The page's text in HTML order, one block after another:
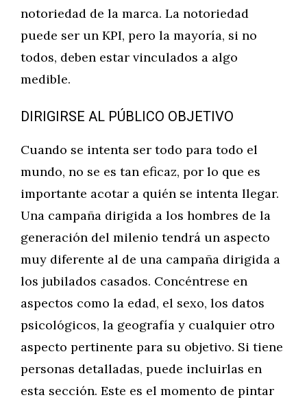
notoriedad de la marca. La notoriedad
puede ser un KPI, pero la mayoría, si no
todos, deben estar vinculados a algo
medible.
DIRIGIRSE AL PÚBLICO OBJETIVO
Cuando se intenta ser todo para todo el
mundo, no se es tan eficaz, por lo que es
importante acotar a quién se intenta llegar.
Una campaña dirigida a los hombres de la
generación del milenio tendrá un aspecto
muy diferente al de una campaña dirigida a
los jubilados casados. Concéntrese en
aspectos como la edad, el sexo, los datos
psicológicos, la geografía y cualquier otro
aspecto pertinente para su objetivo. Si tiene
personas detalladas, puede incluirlas en
esta sección. Este es el momento de pintar